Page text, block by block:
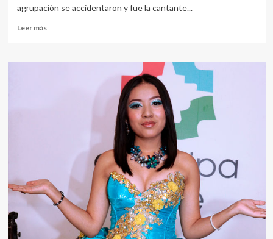
agrupación se accidentaron y fue la cantante...
Leer másLeer
SE